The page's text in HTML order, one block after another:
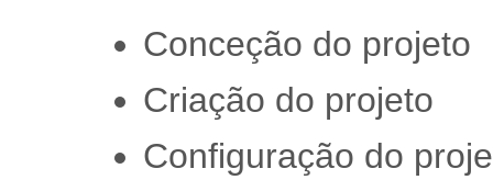
Conceção do projeto
Criação do projeto
Configuração do